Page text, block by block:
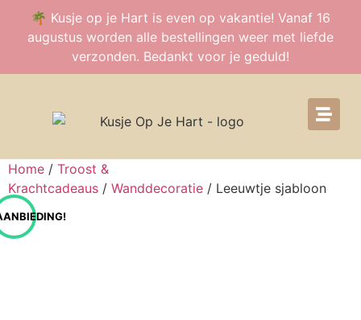
🌴 Kusje op je Hart is even op vakantie! Vanaf 16
augustus worden alle bestellingen weer met liefde
verzonden. Bedankt voor je geduld!
Home / Troost &
Krachtcadeaus / Wanddecoratie / Leeuwtje sjabloon